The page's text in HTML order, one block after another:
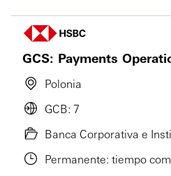
GCS: Payments
Polonia
GCB: 7
Banca Corporativa e
Permanente: tiempo